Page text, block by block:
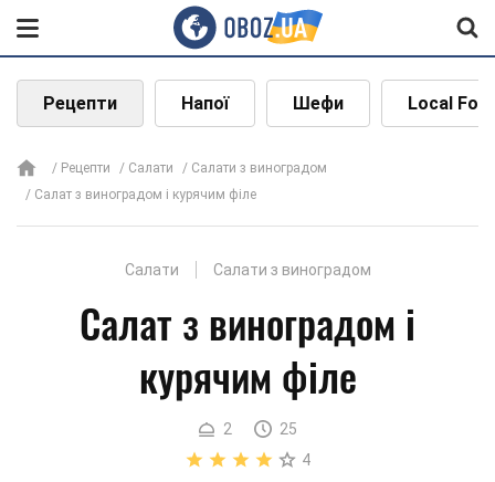
Рецепти Напої Шефи Local
Рецепти Салати
Салати з виноградом
Салат з виноградом і курячим філе
Салати Салати з виноградом
Салат з виноградом і
курячим філе
2
25
4